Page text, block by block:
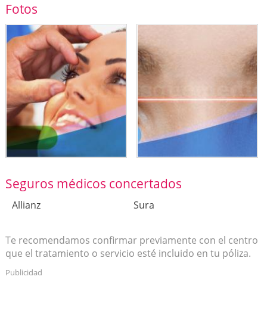
Fotos
Seguros médicos concertados
Allianz Sura
Te recomendamos confirmar previamente con el centro
que el tratamiento o servicio esté incluido en tu póliza.
Publicidad